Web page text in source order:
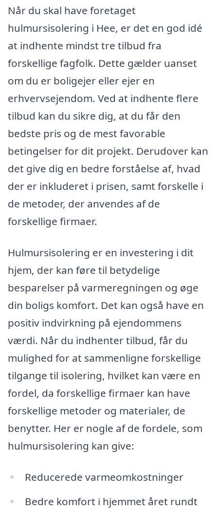
Når du skal have foretaget
hulmursisolering i Hee, er det en god idé
at indhente mindst tre tilbud fra
forskellige fagfolk. Dette gælder uanset
om du er boligejer eller ejer en
erhvervsejendom. Ved at indhente flere
tilbud kan du sikre dig, at du får den
bedste pris og de mest favorable
betingelser for dit projekt. Derudover kan
det give dig en bedre forståelse af, hvad
der er inkluderet i prisen, samt forskelle i
de metoder, der anvendes af de
forskellige firmaer.
Hulmursisolering er en investering i dit
hjem, der kan føre til betydelige
besparelser på varmeregningen og øge
din boligs komfort. Det kan også have en
positiv indvirkning på ejendommens
værdi. Når du indhenter tilbud, får du
mulighed for at sammenligne forskellige
tilgange til isolering, hvilket kan være en
fordel, da forskellige firmaer kan have
forskellige metoder og materialer, de
benytter. Her er nogle af de fordele, som
hulmursisolering kan give:
Reducerede varmeomkostninger
Bedre komfort i hjemmet året rundt